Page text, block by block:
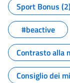
Sport Bonus (2)
#beactive
Contrasto alla
Consiglio dei